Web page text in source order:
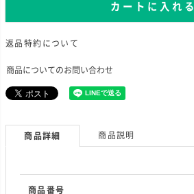
カートに入れる
返品特約について
商品についてのお問い合わせ
商品詳細 商品説明
商品番号